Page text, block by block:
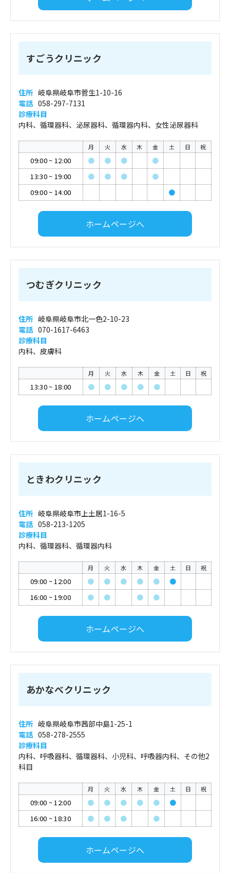
すごうクリニック
住所 岐阜県岐阜市菅生1-10-16
電話 058-297-7131
診療科目
内科、循環器科、泌尿器科、循環器内科、女性泌尿器科
月 火 水 木 金 土 日 祝
09:00~ 12:00 ● ● ●
●
13:30~ 19:00 ● ● ●
●
09:00~ 14:00 ●
ホームページへ
つむぎクリニック
住所 岐阜県岐阜市北一色2-10-23
電話 070-1617-6463
診療科目
内科、皮膚科
月 火 水 木 金 土 日 祝
13:30~ 18:00 ● ● ● ● ●
ホームページへ
ときわクリニック
住所 岐阜県岐阜市上土居1-16-5
電話 058-213-1205
診療科目
内科、循環器科、循環器内科
月 火 水 木 金 土 日 祝
09:00 ~12:00 ● ● ● ● ●
●
16:00 ~19:00 ● ● ● ●
ホームページへ
あかなべクリニック
住所 岐阜県岐阜市茜部中島1-25-1
電話 058-278-2555
診療科目
内科、呼吸器科、循環器科、小児科、呼吸器内科、その他2
科目
月 火 水 木 金 土 日 祝
09:00 ~12:00 ● ● ● ● ●
●
16:00 ~18:30 ● ● ● ●
ホームページへ